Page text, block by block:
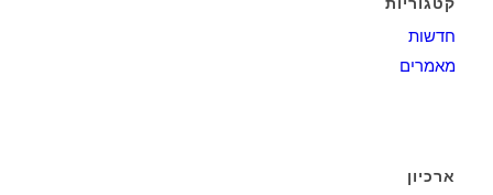
חדשות
מאמרים
ארכיון